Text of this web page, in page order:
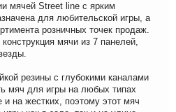
мячей Street line с ярким
для любительской игры, а
розничных точек продаж.
мячи из 7 панелей,
резины с глубокими каналами
мяч для игры на любых типах
и на жестких, поэтому этот мяч